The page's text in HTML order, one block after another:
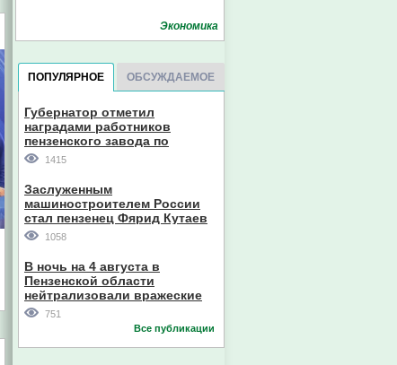
Экономика
ПОПУЛЯРНОЕ ОБСУЖДАЕМОЕ
Губернатор отметил
наградами работников
пензенского завода по
производству станков
1415
Заслуженным
машиностроителем России
стал пензенец Фярид Кутаев
1058
В ночь на 4 августа в
Пензенской области
нейтрализовали вражеские
дроны
751
Все публикации